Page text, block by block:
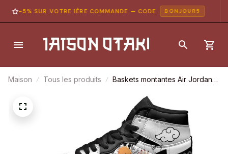
-5% SUR VOTRE 1ÈRE COMMANDE — CODE BONJOUR5
Maison Tous les produits
Baskets montantes Air Jordan